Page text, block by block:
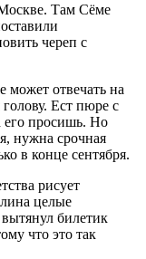
Там Сёме
череп с
может отвечать на
Ест пюре с
его просишь. Но
нужна срочная
в конце сентября.
рисует
целые
билетик
что это так